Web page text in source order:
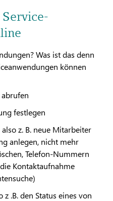
Was ist das denn
können
abrufen
festlegen
z. B. neue Mitarbeiter
anlegen, nicht mehr
Telefon-Nummern
Kontaktaufnahme
.B. den Status eines von